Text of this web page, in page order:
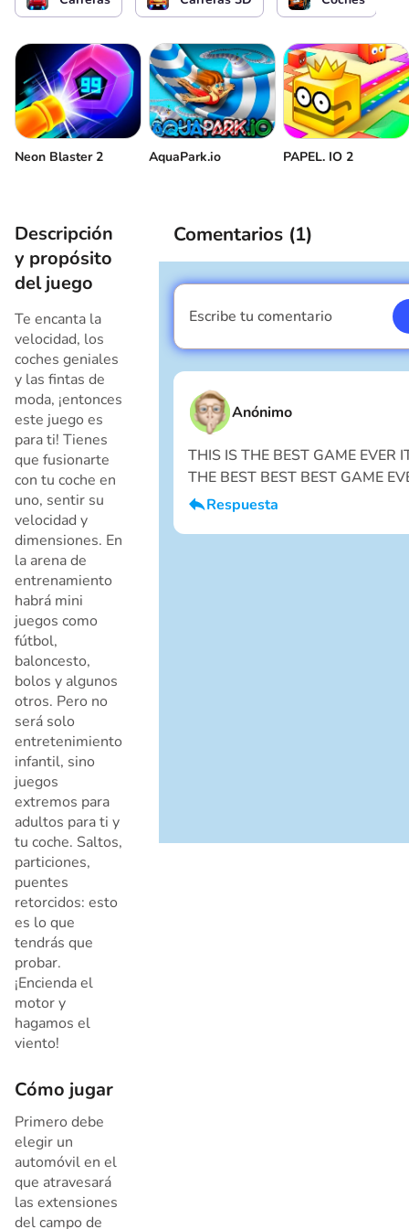
Neon Blaster 2 AquaPark.io PAPEL. IO 2
Descripción
y propósito
del juego
Te encanta la
velocidad, los
coches geniales
y las fintas de
moda, ¡entonces
este juego es
para ti! Tienes
que fusionarte
con tu coche en
uno, sentir su
velocidad y
dimensiones. En
la arena de
entrenamiento
habrá mini
juegos como
fútbol,
baloncesto,
bolos y algunos
otros. Pero no
será solo
entretenimiento
infantil, sino
juegos
extremos para
adultos para ti y
tu coche. Saltos,
particiones,
puentes
retorcidos: esto
es lo que
tendrás que
probar.
¡Encienda el
motor y
hagamos el
viento!
Cómo jugar
Primero debe
elegir un
automóvil en el
que atravesará
las extensiones
del campo de
Comentarios (1)
Anónimo
THIS IS THE BEST GAME EVER
THE BEST BEST BEST GAME
Respuesta
Soy un chico
Escribe tu comentario
Soy un chico